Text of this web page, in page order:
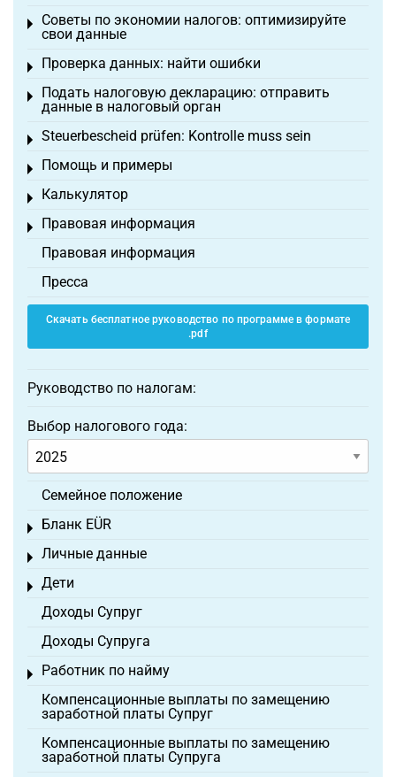
Советы по экономии налогов: оптимизируйте
свои данные
Toggle menu
Проверка данных: найти ошибки
Toggle menu
Подать налоговую декларацию: отправить
данные в налоговый орган
Toggle menu
Steuerbescheid prüfen: Kontrolle muss sein
Toggle menu
Помощь и примеры
Toggle menu
Калькулятор
Toggle menu
Правовая информация
Toggle menu
Правовая информация
Пресса
Скачать бесплатное руководство по программе в формате
.pdf
Руководство по налогам:
Выбор налогового года:
Семейное положение
Бланк EÜR
Toggle menu
Личные данные
Toggle menu
Дети
Toggle menu
Доходы Супруг
Доходы Супруга
Работник по найму
Toggle menu
Компенсационные выплаты по замещению
заработной платы Супруг
Компенсационные выплаты по замещению
заработной платы Супруга